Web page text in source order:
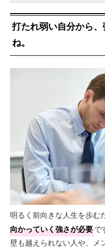
打たれ弱い自分から
ね。
明るく前向きな人生を歩む
向かっていく強さが必要で
壁も越えられない人や、メ